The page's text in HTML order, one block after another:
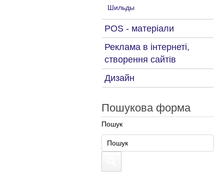
Шильды
POS - матеріали
Реклама в інтернеті,
створення сайтів
Дизайн
Пошукова форма
Пошук